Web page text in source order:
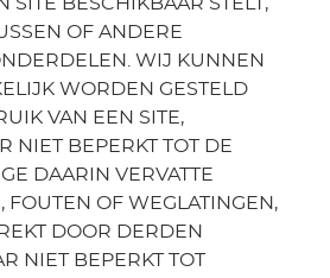
OF ANDERE
WIJ KUNNEN
WORDEN GESTELD
VAN EEN SITE,
NIET BEPERKT TOT DE
DAARIN VERVATTE
FOUTEN OF WEGLATINGEN,
DOOR DERDEN
NIET BEPERKT TOT